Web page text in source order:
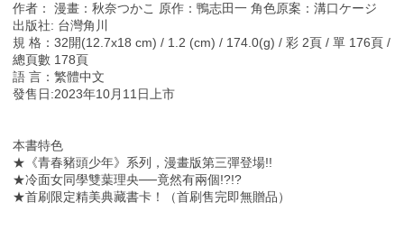
作者： 漫畫：秋奈つかこ 原作：鴨志田一 角色原案：溝口ケージ
出版社: 台灣角川
規 格：32開(12.7x18 cm) / 1.2 (cm) / 174.0(g) / 彩 2頁 / 單 176頁 /
總頁數 178頁
語 言：繁體中文
發售日:2023年10月11日上市
本書特色
★《青春豬頭少年》系列，漫畫版第三彈登場!!
★冷面女同學雙葉理央──竟然有兩個!?!?
★首刷限定精美典藏書卡！（首刷售完即無贈品）